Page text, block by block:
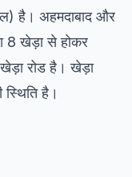
है। अहमदाबाद और
8 खेड़ा से होकर
रोड है। खेड़ा
है।